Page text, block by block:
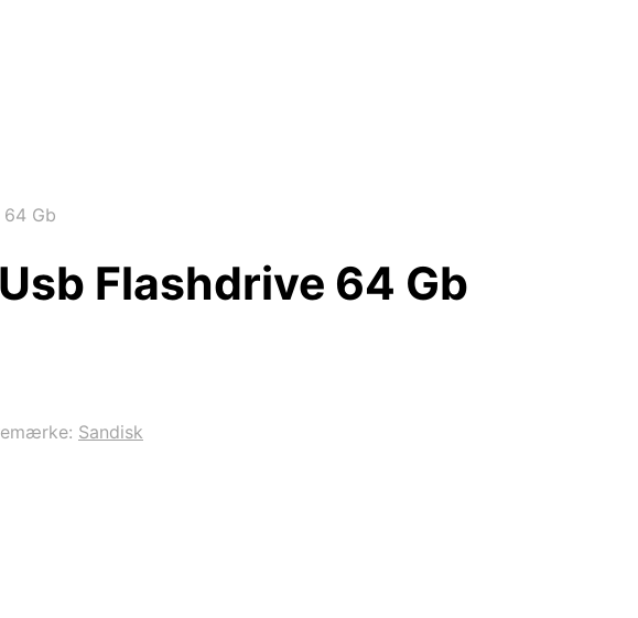
64 Gb
Flashdrive 64 Gb
Sandisk